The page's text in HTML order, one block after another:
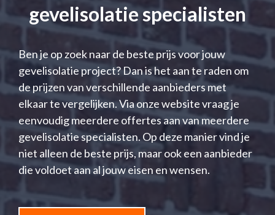
gevelisolatie specialisten
Ben je op zoek naar de beste prijs voor jouw
gevelisolatie project? Dan is het aan te raden om
de prijzen van verschillende aanbieders met
elkaar te vergelijken. Via onze website vraag je
eenvoudig meerdere offertes aan van meerdere
gevelisolatie specialisten. Op deze manier vind je
niet alleen de beste prijs, maar ook een aanbieder
die voldoet aan al jouw eisen en wensen.